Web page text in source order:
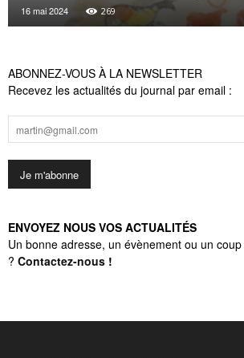
16 mai 2024 269
ABONNEZ-VOUS À LA NEWSLETTER
Recevez les actualités du journal par email :
ENVOYEZ NOUS VOS ACTUALITÉS
Un bonne adresse, un évènement ou un
? Contactez-nous !